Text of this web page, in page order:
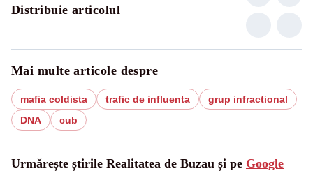
Distribuie articolul
Mai multe articole despre
mafia coldista trafic de influenta
grup infractional
DNA
cub
Urmărește știrile Realitatea de Buzau și pe Google